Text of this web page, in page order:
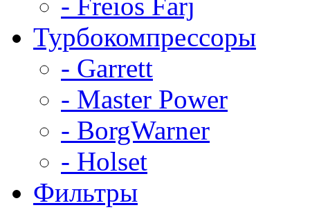
Турбокомпрессоры
- Garrett
- Master Power
- BorgWarner
- Holset
Фильтры